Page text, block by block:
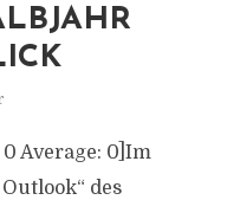
Average: 0]Im
des